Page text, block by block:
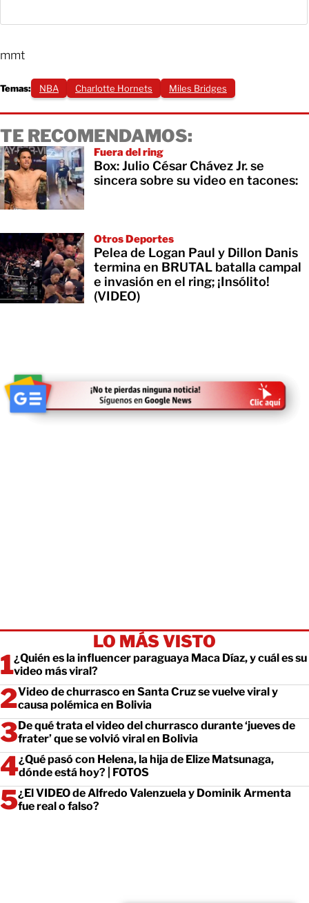
mmt
Temas: NBA Charlotte Hornets Miles Bridges
TE RECOMENDAMOS:
Fuera del ring
Box: Julio César Chávez Jr. se
sincera sobre su video en tacones:
Otros Deportes
Pelea de Logan Paul y Dillon Danis
termina en BRUTAL batalla campal
e invasión en el ring; ¡Insólito!
(VIDEO)
LO MÁS VISTO
¿Quién es la influencer paraguaya Maca Díaz, y cuál es su
video más viral?
Video de churrasco en Santa Cruz se vuelve viral y
causa polémica en Bolivia
De qué trata el video del churrasco durante ‘jueves de
frater’ que se volvió viral en Bolivia
¿Qué pasó con Helena, la hija de Elize Matsunaga,
dónde está hoy? | FOTOS
¿El VIDEO de Alfredo Valenzuela y Dominik Armenta
fue real o falso?